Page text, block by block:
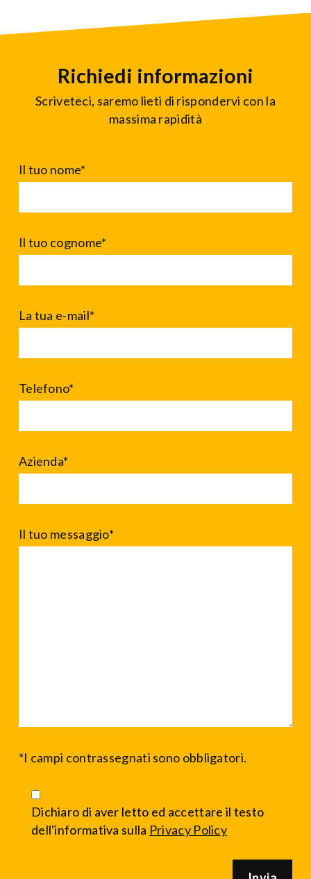
Richiedi informazioni
Scriveteci, saremo lieti di rispondervi con la
massima rapidità
Il tuo nome*
Il tuo cognome*
La tua e-mail*
Telefono*
Azienda*
Il tuo messaggio*
*I campi contrassegnati sono obbligatori.
Dichiaro di aver letto ed accettare il testo
dell'informativa sulla Privacy Policy